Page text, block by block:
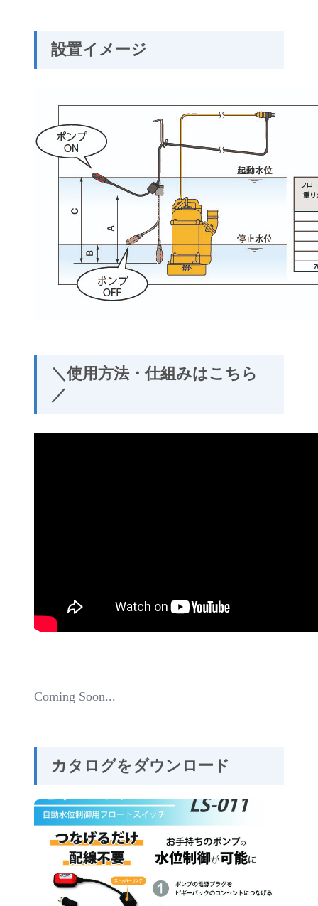
設置イメージ
＼使用方法・仕組みはこちら
／
Coming Soon...
カタログをダウンロード